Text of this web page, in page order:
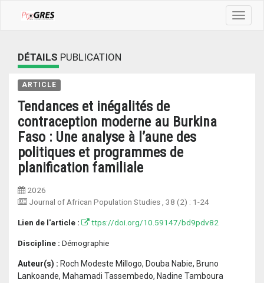
Toggle
DÉTAILS PUBLICATION
ARTICLE
Tendances et inégalités de
contraception moderne au Burkina
Faso : Une analyse à l’aune des
politiques et programmes de
planification familiale
2026
Journal of African Population Studies , 38 (2) : 1-24
Lien de l'article : ttps://doi.org/10.59147/bd9pdv82
Discipline : Démographie
Auteur(s) : Roch Modeste Millogo, Douba Nabie, Bruno
Lankoande, Mahamadi Tassembedo, Nadine Tamboura